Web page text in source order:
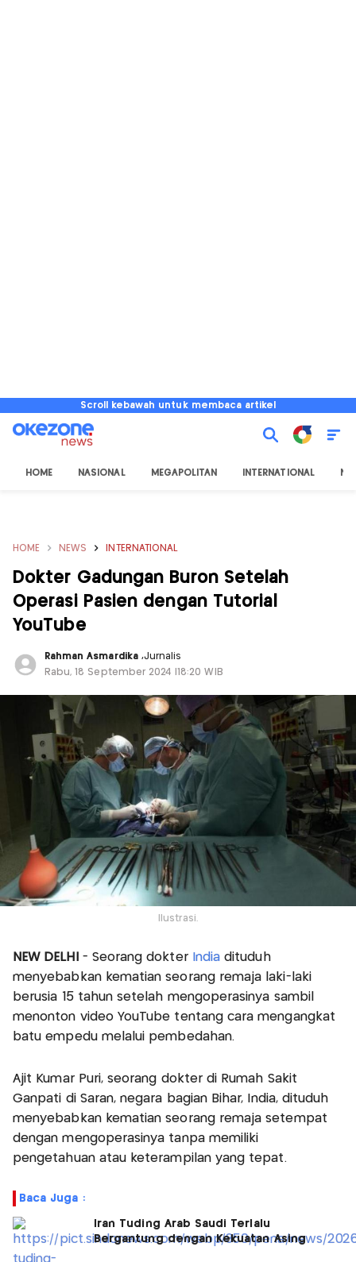
Scroll kebawah untuk membaca artikel
HOME NASIONAL MEGAPOLITAN INTERNATIONAL
HOME NEWS INTERNATIONAL
Dokter Gadungan Buron Setelah
Operasi Pasien dengan Tutorial
YouTube
Rahman Asmardika ,Jurnalis
Rabu, 18 September 2024 |18:20 WIB
Ilustrasi.
NEW DELHI - Seorang dokter India dituduh
menyebabkan kematian seorang remaja laki-laki
berusia 15 tahun setelah mengoperasinya sambil
menonton video YouTube tentang cara mengangkat
batu empedu melalui pembedahan.
Ajit Kumar Puri, seorang dokter di Rumah Sakit
Ganpati di Saran, negara bagian Bihar, India, dituduh
menyebabkan kematian seorang remaja setempat
dengan mengoperasinya tanpa memiliki
pengetahuan atau keterampilan yang tepat.
Baca Juga :
Iran Tuding Arab Saudi Terlalu
Bergantung dengan Kekuatan Asing